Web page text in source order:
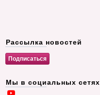
Рассылка новостей
Мы в социальных сетях